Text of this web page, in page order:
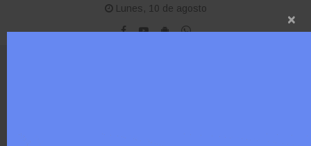
Lunes, 10 de agosto
×